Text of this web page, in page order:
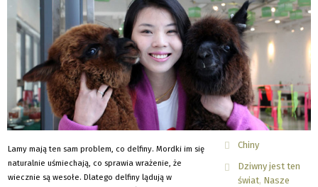
Chiny
Dziwny jest ten
świat Nasze
Lamy mają ten sam problem, co delfiny. Mordki im się
naturalnie uśmiechają, co sprawia wrażenie, że
wiecznie są wesołe. Dlatego delfiny lądują w